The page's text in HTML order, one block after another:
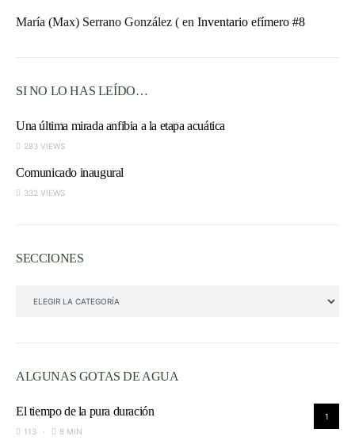
María (Max) Serrano González ( en Inventario efímero #8
SI NO LO HAS LEÍDO…
Una última mirada anfibia a la etapa acuática
283 VIEWS
Comunicado inaugural
332 VIEWS
SECCIONES
ALGUNAS GOTAS DE AGUA
1
El tiempo de la pura duración
113 8 MIN